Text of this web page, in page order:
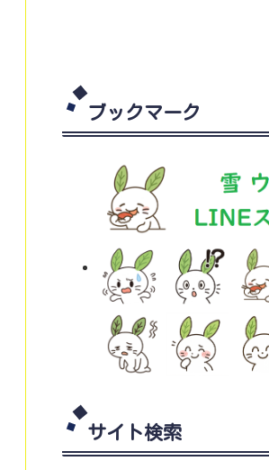
ブックマーク
サイト検索